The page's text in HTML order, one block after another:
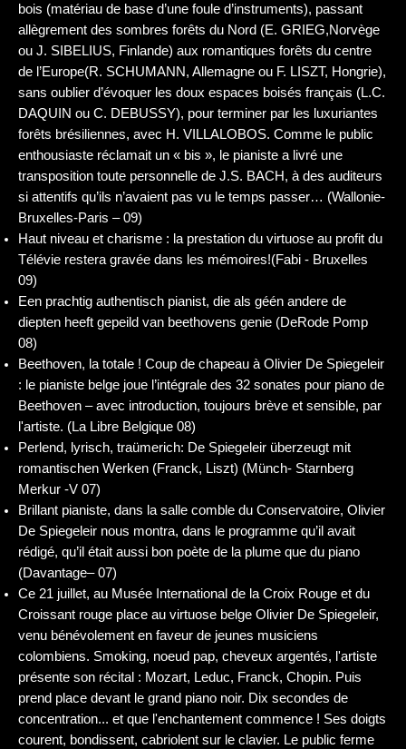
bois (matériau de base d’une foule d’instruments), passant
allègrement des sombres forêts du Nord (E. GRIEG,Norvège
ou J. SIBELIUS, Finlande) aux romantiques forêts du centre
de l’Europe(R. SCHUMANN, Allemagne ou F. LISZT, Hongrie),
sans oublier d’évoquer les doux espaces boisés français (L.C.
DAQUIN ou C. DEBUSSY), pour terminer par les luxuriantes
forêts brésiliennes, avec H. VILLALOBOS. Comme le public
enthousiaste réclamait un « bis », le pianiste a livré une
transposition toute personnelle de J.S. BACH, à des auditeurs
si attentifs qu’ils n’avaient pas vu le temps passer… (Wallonie-
Bruxelles-Paris – 09)
Haut niveau et charisme : la prestation du virtuose au profit du
Télévie restera gravée dans les mémoires!(Fabi - Bruxelles
09)
Een prachtig authentisch pianist, die als géén andere de
diepten heeft gepeild van beethovens genie (DeRode Pomp
08)
Beethoven, la totale ! Coup de chapeau à Olivier De Spiegeleir
: le pianiste belge joue l’intégrale des 32 sonates pour piano de
Beethoven – avec introduction, toujours brève et sensible, par
l'artiste. (La Libre Belgique 08)
Perlend, lyrisch, traümerich: De Spiegeleir überzeugt mit
romantischen Werken (Franck, Liszt) (Münch- Starnberg
Merkur -V 07)
Brillant pianiste, dans la salle comble du Conservatoire, Olivier
De Spiegeleir nous montra, dans le programme qu’il avait
rédigé, qu’il était aussi bon poète de la plume que du piano
(Davantage– 07)
Ce 21 juillet, au Musée International de la Croix Rouge et du
Croissant rouge place au virtuose belge Olivier De Spiegeleir,
venu bénévolement en faveur de jeunes musiciens
colombiens. Smoking, noeud pap, cheveux argentés, l'artiste
présente son récital : Mozart, Leduc, Franck, Chopin. Puis
prend place devant le grand piano noir. Dix secondes de
concentration... et que l'enchantement commence ! Ses doigts
courent, bondissent, cabriolent sur le clavier. Le public ferme